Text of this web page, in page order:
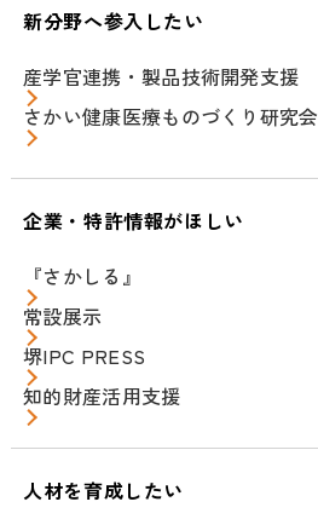
新分野へ参入したい
産学官連携・製品技術開発支援
さかい健康医療ものづくり研究会
企業・特許情報がほしい
『さかしる』
常設展示
堺IPC PRESS
知的財産活用支援
人材を育成したい